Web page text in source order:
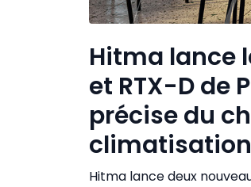
Hitma lance
et RTX-D de
précise du
Hitma lance deux